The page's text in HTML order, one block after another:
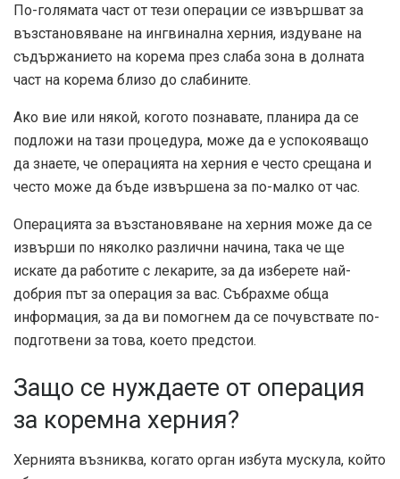
По-голямата част от тези операции се извършват за
възстановяване на ингвинална херния, издуване на
съдържанието на корема през слаба зона в долната
част на корема близо до слабините.
Ако вие или някой, когото познавате, планира да се
подложи на тази процедура, може да е успокояващо
да знаете, че операцията на херния е често срещана и
често може да бъде извършена за по-малко от час.
Операцията за възстановяване на херния може да се
извърши по няколко различни начина, така че ще
искате да работите с лекарите, за да изберете най-
добрия път за операция за вас. Събрахме обща
информация, за да ви помогнем да се почувствате по-
подготвени за това, което предстои.
Защо се нуждаете от операция
за коремна херния?
Хернията възниква, когато орган избута мускула, който